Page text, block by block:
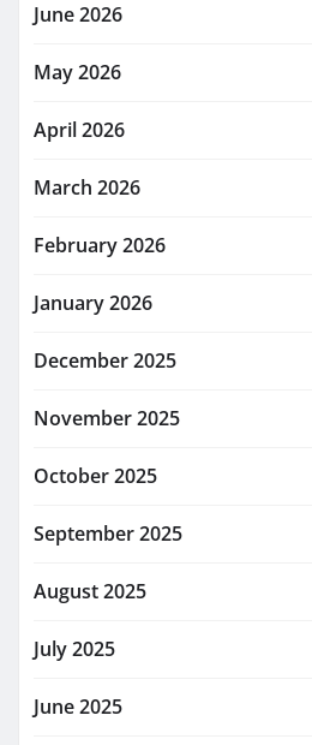
June 2026
May 2026
April 2026
March 2026
February 2026
January 2026
December 2025
November 2025
October 2025
September 2025
August 2025
July 2025
June 2025